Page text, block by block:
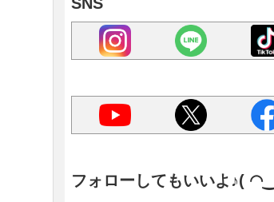
フォローしてもいいよ♪(